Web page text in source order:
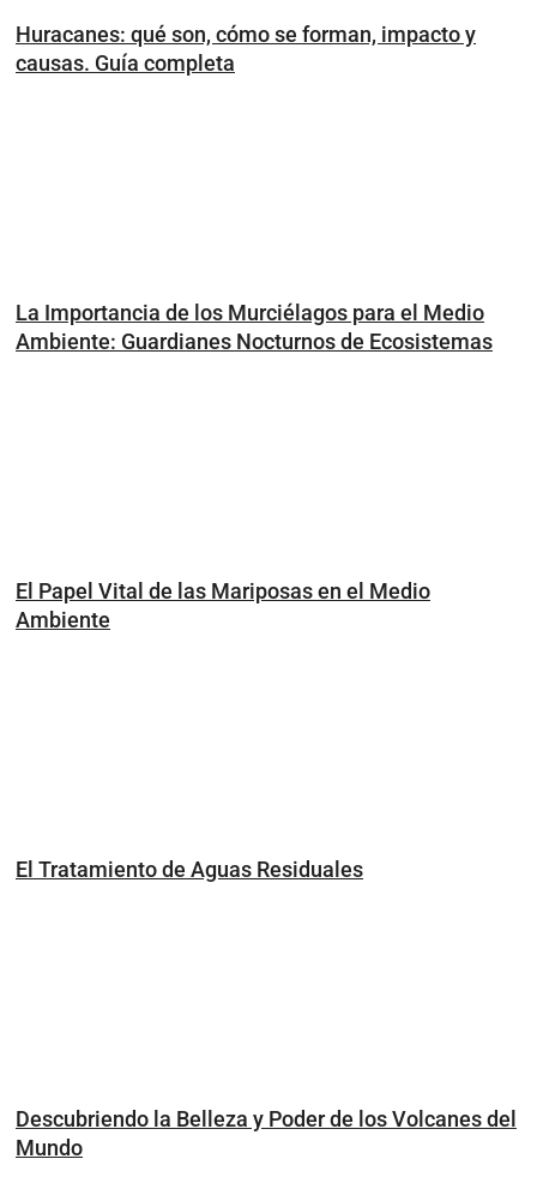
Huracanes: qué son, cómo se forman, impacto y
causas. Guía completa
La Importancia de los Murciélagos para el Medio
Ambiente: Guardianes Nocturnos de Ecosistemas
El Papel Vital de las Mariposas en el Medio
Ambiente
El Tratamiento de Aguas Residuales
Descubriendo la Belleza y Poder de los Volcanes del
Mundo